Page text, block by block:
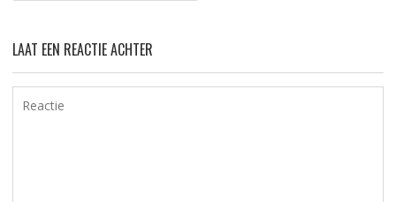
LAAT EEN REACTIE ACHTER